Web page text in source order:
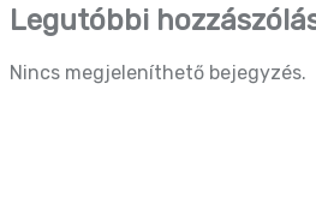
Legutóbbi
Nincs megjeleníthető bejegyzés.